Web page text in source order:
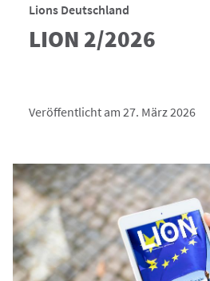
Lions Deutschland
LION 2/2026
Veröffentlicht am 27. März 2026